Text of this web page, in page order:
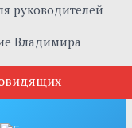
руководителей
Владимира